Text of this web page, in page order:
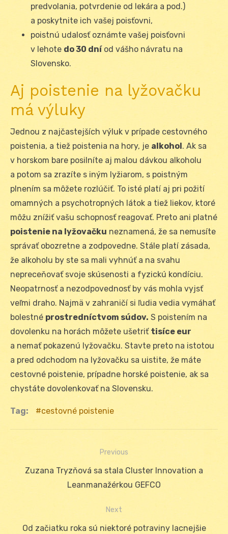
predvolania, potvrdenie od lekára a pod.)
a poskytnite ich vašej poisťovni,
poistnú udalosť oznámte vašej poisťovni
v lehote do 30 dníod vášho návratu na
Slovensko.
Aj poistenie na lyžovačku
má výluky
Jednou z najčastejších výluk v prípade cestovného
poistenia, a tiež poistenia na hory, je alkohol . Ak sa
v horskom bare posilníte aj malou dávkou alkoholu
a potom sa zrazíte s iným lyžiarom, s poistným
plnením sa môžete rozlúčiť. To isté platí aj pri požití
omamných a psychotropných látok a tiež liekov, ktoré
môžu znížiť vašu schopnosť reagovať. Preto ani platné
poistenie na lyžovačku neznamená, že sa nemusíte
správať obozretne a zodpovedne. Stále platí zásada,
že alkoholu by ste sa mali vyhnúť a na svahu
nepreceňovať svoje skúsenosti a fyzickú kondíciu.
Neopatrnosť a nezodpovednosť by vás mohla vyjsť
veľmi draho. Najmä v zahraničí si ľudia vedia vymáhať
bolestné prostredníctvom súdov. S poistením na
dovolenku na horách môžete ušetriť tisíce eur
a nemať pokazenú lyžovačku. Stavte preto na istotou
a pred odchodom na lyžovačku sa uistite, že máte
cestovné poistenie, prípadne horské poistenie, ak sa
chystáte dovolenkovať na Slovensku.
Tag: cestovné poistenie
Navigácia
Previous
Previous
Zuzana Tryzňová sa stala Cluster Innovation a
Leanmanažérkou GEFCO
Next
Next
Od začiatku roka sú niektoré potraviny lacnejšie